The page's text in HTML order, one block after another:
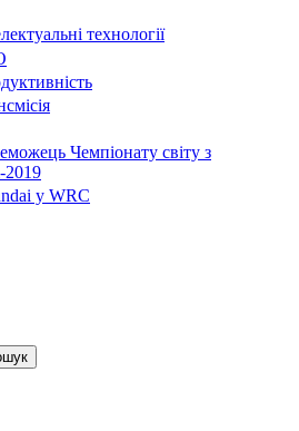
технології
Чемпіонату світу з
2019
у WRC